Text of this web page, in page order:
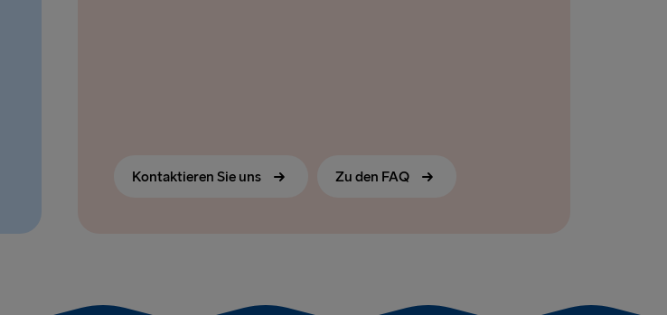
Kontaktieren Sie uns Zu den FAQ